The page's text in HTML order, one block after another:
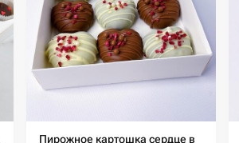
Пирожное картошка сердце в